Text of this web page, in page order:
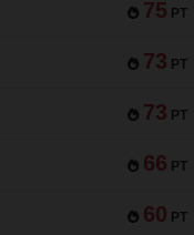
75 PT
73 PT
73 PT
66 PT
60 PT